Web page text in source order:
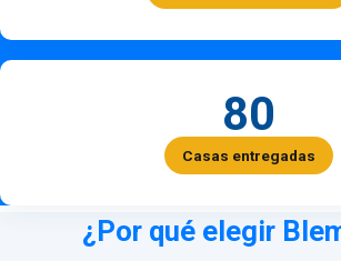
80
Casas entregadas
¿Por qué elegir